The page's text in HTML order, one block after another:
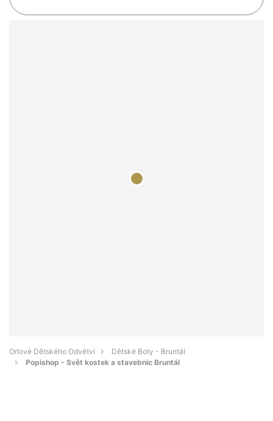
Orlové Dětského Odvětví
Dětské Boty - Bruntál
Popishop - Svět kostek a stavebnic Bruntál